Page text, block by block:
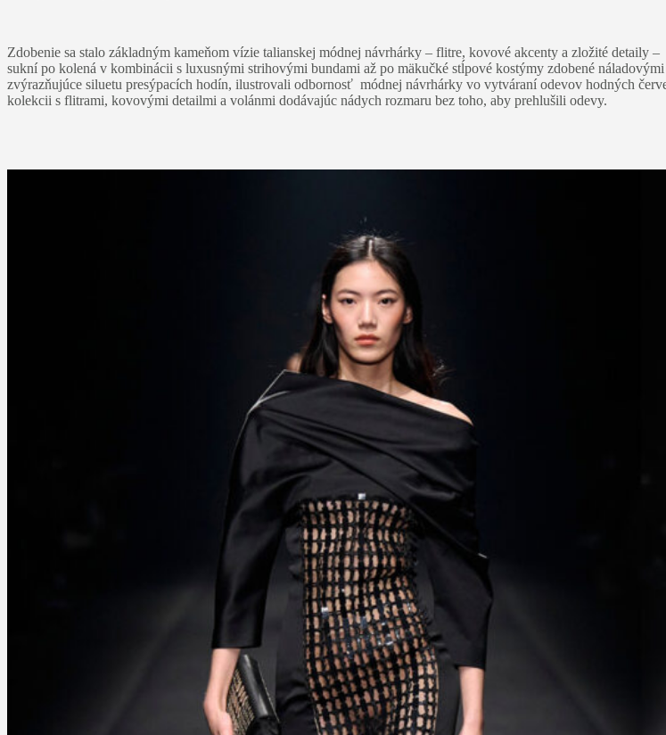
Zdobenie sa stalo základným kameňom vízie talianskej módnej návrhárky – flitre, kovové akcenty a zložité
sukní po kolená v kombinácii s luxusnými strihovými bundami až po mäkučké stĺpové kostýmy zdobené
zvýrazňujúce siluetu presýpacích hodín, ilustrovali odbornosť módnej návrhárky vo vytváraní odevov hodných
kolekcii s flitrami, kovovými detailmi a volánmi dodávajúc nádych rozmaru bez toho, aby prehlušili odevy.